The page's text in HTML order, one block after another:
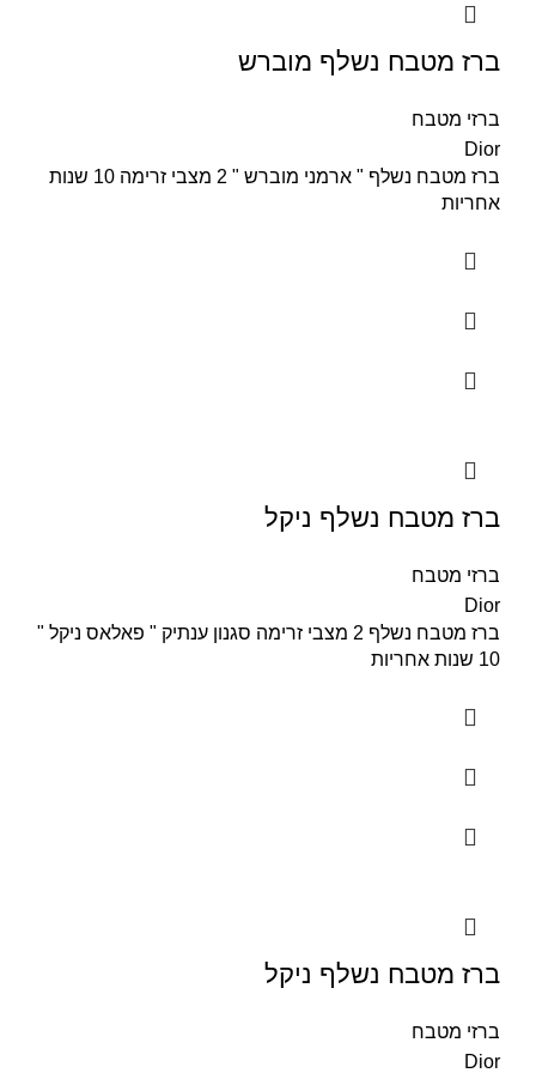
ברז מטבח נשלף מוברש
ברזי מטבח
Dior
ברז מטבח נשלף " ארמני מוברש " 2 מצבי זרימה 10 שנות
אחריות
ברז מטבח נשלף ניקל
ברזי מטבח
Dior
ברז מטבח נשלף 2 מצבי זרימה סגנון ענתיק " פאלאס ניקל "
10 שנות אחריות
ברז מטבח נשלף ניקל
ברזי מטבח
Dior